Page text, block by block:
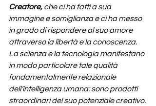
Creatore, che ci ha fatti a sua
immagine e somiglianza e ci ha messo
in grado di rispondere al suo amore
attraverso la libertà e la conoscenza.
La scienza e la tecnologia manifestano
in modo particolare tale qualità
fondamentalmente relazionale
dell’intelligenza umana: sono prodotti
straordinari del suo potenziale creativo.